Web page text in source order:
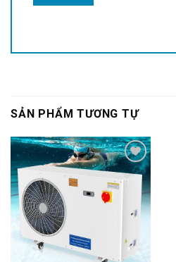
SẢN PHẨM TƯƠNG TỰ
Add to
wishlist